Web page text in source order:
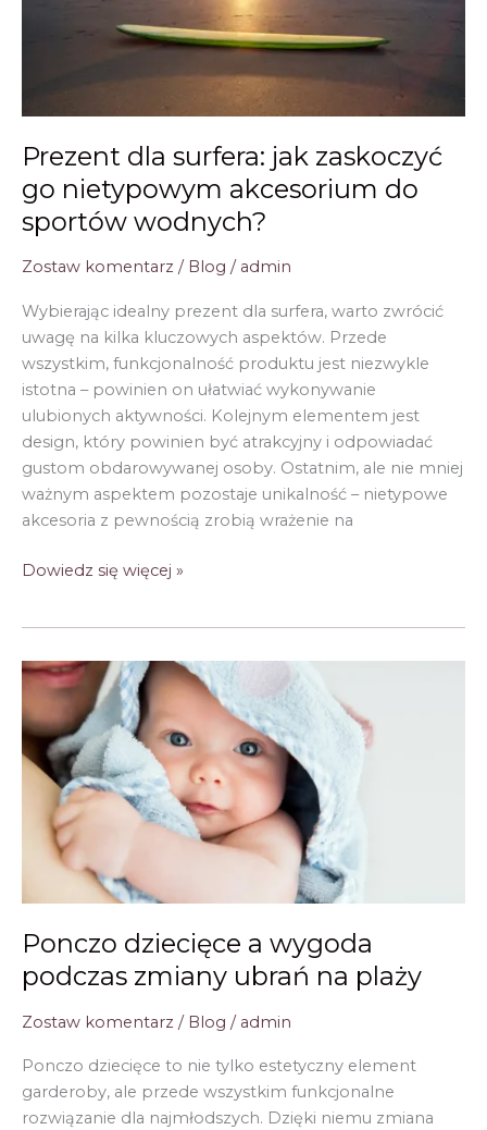
Prezent dla surfera: jak zaskoczyć
go nietypowym akcesorium do
sportów wodnych?
Zostaw komentarz / Blog / admin
Wybierając idealny prezent dla surfera, warto zwrócić
uwagę na kilka kluczowych aspektów. Przede
wszystkim, funkcjonalność produktu jest niezwykle
istotna – powinien on ułatwiać wykonywanie
ulubionych aktywności. Kolejnym elementem jest
design, który powinien być atrakcyjny i odpowiadać
gustom obdarowywanej osoby. Ostatnim, ale nie mniej
ważnym aspektem pozostaje unikalność – nietypowe
akcesoria z pewnością zrobią wrażenie na
Prezent
zaskoczyć
nietypowym
akcesorium
do
sportów
wodnych?
Dowiedz się więcej »
Ponczo dziecięce a wygoda
podczas zmiany ubrań na plaży
Zostaw komentarz / Blog / admin
Ponczo dziecięce to nie tylko estetyczny element
garderoby, ale przede wszystkim funkcjonalne
rozwiązanie dla najmłodszych. Dzięki niemu zmiana